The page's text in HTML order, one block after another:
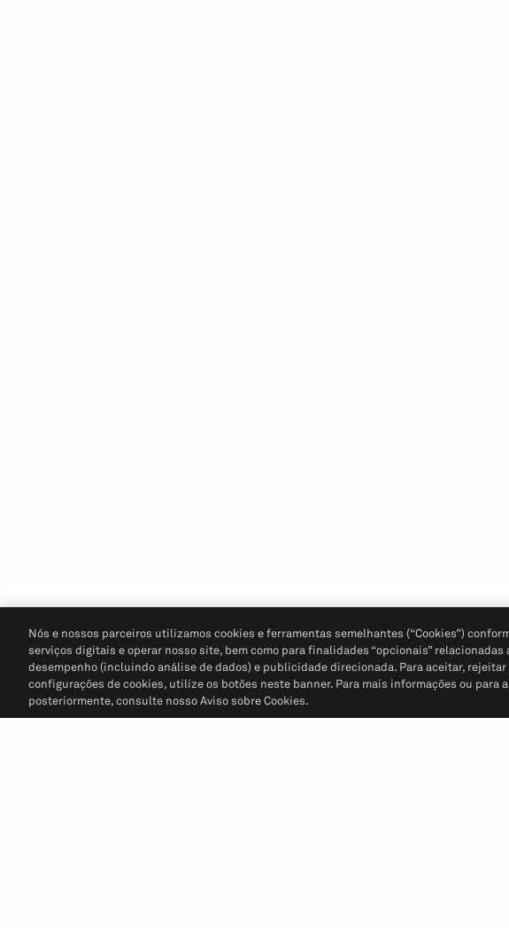
Nós e nossos parceiros utilizamos cookies e ferramentas semelhantes (“Cookies”)
serviços digitais e operar nosso site, bem como para finalidades “opcionais”
desempenho (incluindo análise de dados) e publicidade direcionada. Para aceitar,
configurações de cookies, utilize os botões neste banner. Para mais informações ou para
posteriormente, consulte nosso Aviso sobre Cookies.